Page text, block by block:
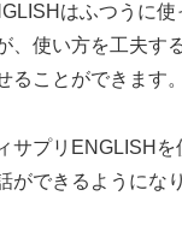
はふつうに
、使い方を工夫す
ることができます。
サプリENGLISH
ができるようにな